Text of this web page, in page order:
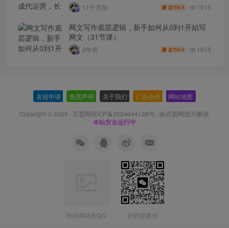
11个月前 盟币9.9 1015
网文写作底层逻辑，新手如何从0到1开始写
网文（31节课）
2年前 盟币9.9 1013
友链申请 免责声明 关于我们 广告合作 网站地图
Copyright © 2023 · 百盟网琼ICP备2024044128号 · 由百盟网强力驱动.
本站安全运行中
扫码加站长QQ 扫码加微信